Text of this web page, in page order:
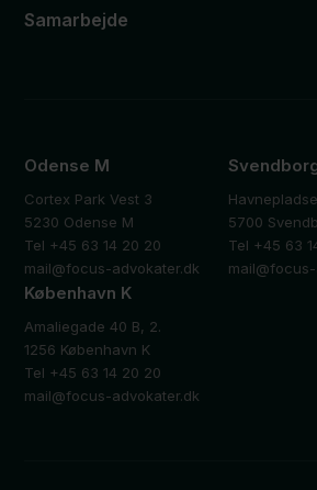
Samarbejde
Odense M
Cortex Park Vest 3
5230 Odense M
Tel +45 63 14 20 20
mail@focus-advokater.dk
5700
Tel +45 63
København K
Amaliegade 40 B, 2.
1256 København K
Tel +45 63 14 20 20
mail@focus-advokater.dk